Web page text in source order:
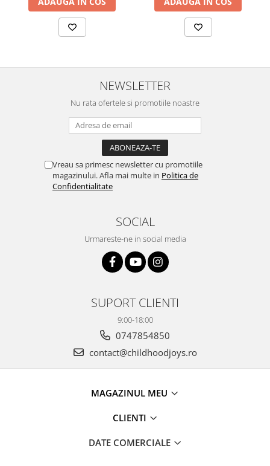
NEWSLETTER
Nu rata ofertele si promotiile noastre
Vreau sa primesc newsletter cu promotiile
magazinului. Afla mai multe in Politica de
Confidentialitate
SOCIAL
Urmareste-ne in social media
SUPORT CLIENTI
9:00-18:00
0747854850
contact@childhoodjoys.ro
MAGAZINUL MEU
CLIENTI
DATE COMERCIALE